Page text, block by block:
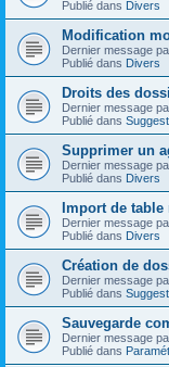
Publié dans Divers
Modification
Dernier message
Publié dans Divers
Droits des
Dernier message
Publié dans
Supprimer un
Dernier message
Publié dans Divers
Import de table
Dernier message
Publié dans Divers
Création de
Dernier message
Publié dans
Sauvegarde
Dernier message
Publié dans